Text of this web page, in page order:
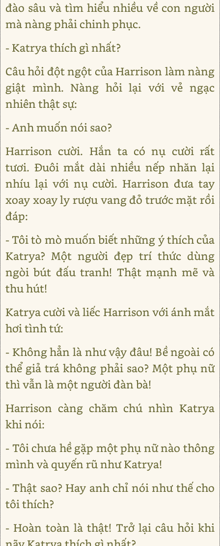
đào sâu và tìm hiểu nhiều về con người
mà nàng phải chinh phục.
- Katrya thích gì nhất?
Câu hỏi đột ngột của Harrison làm nàng
giật mình. Nàng hỏi lại với vẻ ngạc
nhiên thật sự:
- Anh muốn nói sao?
Harrison cười. Hắn ta có nụ cười rất
tươi. Đuôi mắt dài nhiều nếp nhăn lại
nhíu lại với nụ cười. Harrison đưa tay
xoay xoay ly rượu vang đỏ trước mặt rồi
đáp:
- Tôi tò mò muốn biết những ý thích của
Katrya? Một người đẹp trí thức dùng
ngòi bút đấu tranh! Thật mạnh mẽ và
thu hút!
Katrya cười và liếc Harrison với ánh mắt
hơi tình tứ:
- Không hẳn là như vậy đâu! Bề ngoài có
thể giả trá không phải sao? Một phụ nữ
thì vẫn là một người đàn bà!
Harrison càng chăm chú nhìn Katrya
khi nói:
- Tôi chưa hề gặp một phụ nữ nào thông
mình và quyến rũ như Katrya!
- Thật sao? Hay anh chỉ nói như thế cho
tôi thích?
- Hoàn toàn là thật! Trở lại câu hỏi khi